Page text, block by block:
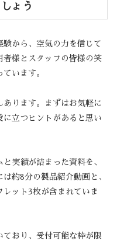
ょう
から、空気の力を信じて
者様とスタッフの皆様の笑
います。
ります。まずはお気軽に
立つヒントがあると思い
実績が詰まった資料を、
約8分の製品紹介動画と、
ット3枚が含まれていま
おり、受付可能な枠が限